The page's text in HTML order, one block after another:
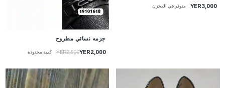
YER3,000 متوفر في المخزن
جزمه نسائي مطروح
YER2,000
YER2,500 كمية محدودة